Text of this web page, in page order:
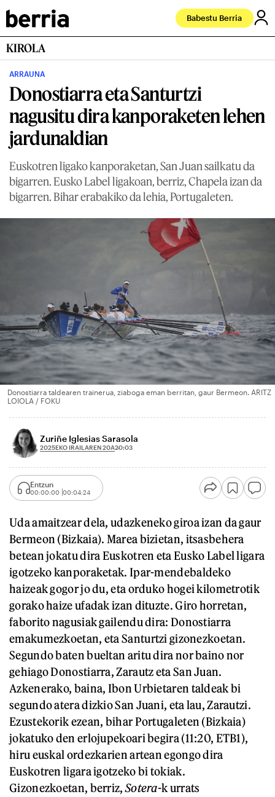
Babestu Berria
KIROLA
ARRAUNA
Donostiarra eta Santurtzi
nagusitu dira kanporaketen lehen
jardunaldian
Euskotren ligako kanporaketan, San Juan sailkatu da
bigarren. Eusko Label ligakoan, berriz, Chapela izan da
bigarren. Bihar erabakiko da lehia, Portugaleten.
Donostiarra taldearen trainerua, ziaboga eman berritan, gaur Bermeon. ARITZ
LOIOLA / FOKU
Zuriñe Iglesias Sarasola
2025EKO IRAILAREN 20A20:03
Entzun
00:00:00 00:04:24
Uda amaitzear dela, udazkeneko giroa izan da gaur
Bermeon (Bizkaia). Marea bizietan, itsasbehera
betean jokatu dira Euskotren eta Eusko Label ligara
igotzeko kanporaketak. Ipar-mendebaldeko
haizeak gogor jo du, eta orduko hogei kilometrotik
gorako haize ufadak izan dituzte. Giro horretan,
faborito nagusiak gailendu dira: Donostiarra
emakumezkoetan, eta Santurtzi gizonezkoetan.
Segundo baten bueltan aritu dira nor baino nor
gehiago Donostiarra, Zarautz eta San Juan.
Azkenerako, baina, Ibon Urbietaren taldeak bi
segundo atera dizkio San Juani, eta lau, Zarautzi.
Ezustekorik ezean, bihar Portugaleten (Bizkaia)
jokatuko den erlojupekoari begira (11:20, ETB1),
hiru euskal ordezkarien artean egongo dira
Euskotren ligara igotzeko bi tokiak.
Gizonezkoetan, berriz,Sotera-k urrats